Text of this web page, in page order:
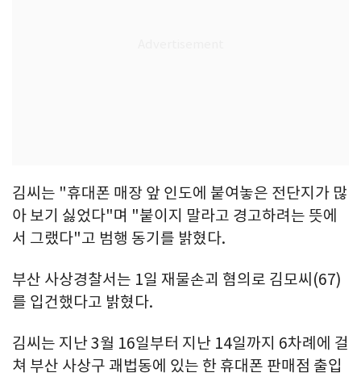
김씨는 "휴대폰 매장 앞 인도에 붙여놓은 전단지가 많
아 보기 싫었다"며 "붙이지 말라고 경고하려는 뜻에
서 그랬다"고 범행 동기를 밝혔다.
부산 사상경찰서는 1일 재물손괴 혐의로 김모씨(67)
를 입건했다고 밝혔다.
김씨는 지난 3월 16일부터 지난 14일까지 6차례에 걸
쳐 부산 사상구 괘법동에 있는 한 휴대폰 판매점 출입